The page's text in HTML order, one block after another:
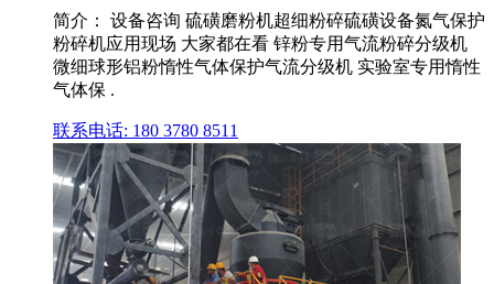
简介： 设备咨询 硫磺磨粉机超细粉碎硫磺设备氮气保护
粉碎机应用现场 大家都在看 锌粉专用气流粉碎分级机
微细球形铝粉惰性气体保护气流分级机 实验室专用惰性
气体保 .
联系电话: 180 3780 8511